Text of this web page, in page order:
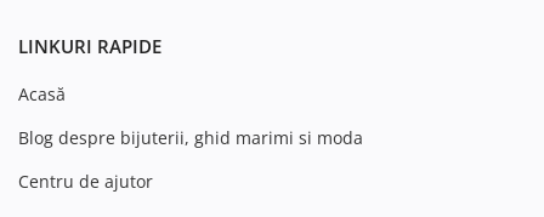
LINKURI RAPIDE
Acasă
Blog despre bijuterii, ghid marimi si moda
Centru de ajutor